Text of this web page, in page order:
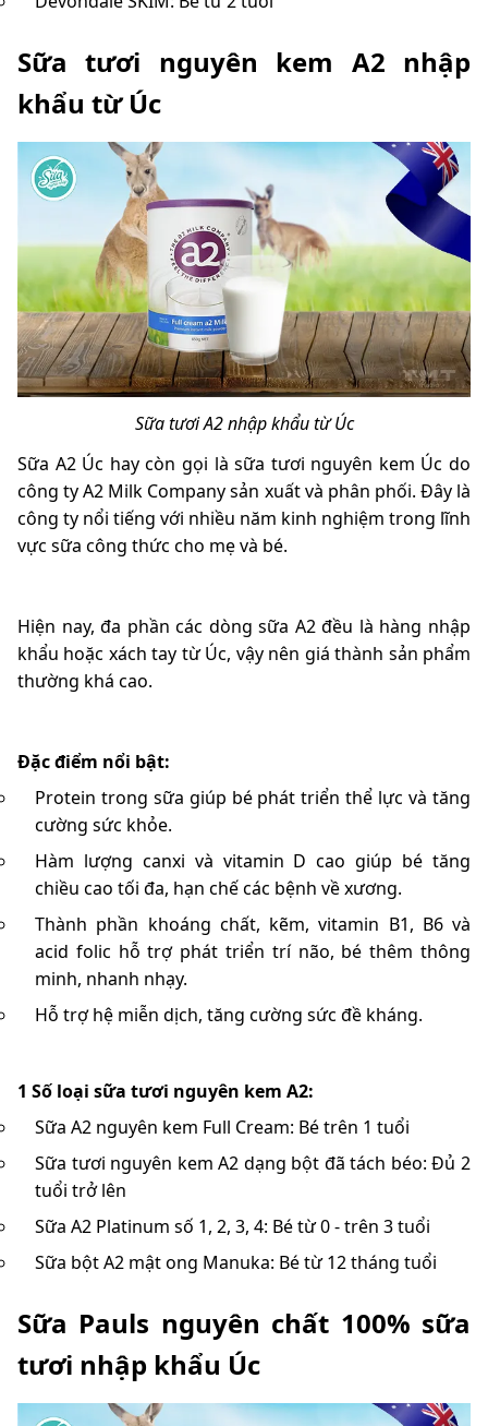
Sữa tươi nguyên kem A2 nhập
khẩu từ Úc
Sữa tươi A2 nhập khẩu từ Úc
Sữa A2 Úc hay còn gọi là sữa tươi nguyên kem Úc do
công ty A2 Milk Company sản xuất và phân phối. Đây là
công ty nổi tiếng với nhiều năm kinh nghiệm trong lĩnh
vực sữa công thức cho mẹ và bé.
Hiện nay, đa phần các dòng sữa A2 đều là hàng nhập
khẩu hoặc xách tay từ Úc, vậy nên giá thành sản phẩm
thường khá cao.
Đặc điểm nổi bật:
Protein trong sữa giúp bé phát triển thể lực và tăng
cường sức khỏe.
Hàm lượng canxi và vitamin D cao giúp bé tăng
chiều cao tối đa, hạn chế các bệnh về xương.
Thành phần khoáng chất, kẽm, vitamin B1, B6 và
acid folic hỗ trợ phát triển trí não, bé thêm thông
minh, nhanh nhạy.
Hỗ trợ hệ miễn dịch, tăng cường sức đề kháng.
1 Số loại sữa tươi nguyên kem A2:
Sữa A2 nguyên kem Full Cream: Bé trên 1 tuổi
Sữa tươi nguyên kem A2 dạng bột đã tách béo: Đủ 2
tuổi trở lên
Sữa A2 Platinum số 1, 2, 3, 4: Bé từ 0 - trên 3 tuổi
Sữa bột A2 mật ong Manuka: Bé từ 12 tháng tuổi
Sữa Pauls nguyên chất 100% sữa
tươi nhập khẩu Úc